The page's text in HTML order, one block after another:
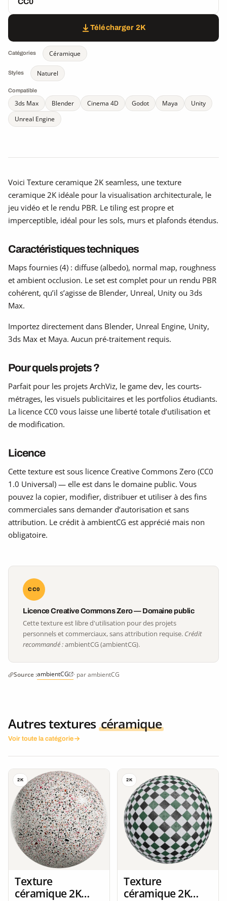
Télécharger 2K
Catégories Céramique
Styles Naturel
Compatible
3ds Max Blender Cinema 4D Godot Maya
Unity
Unreal Engine
Voici Texture ceramique 2K seamless, une texture
ceramique 2K idéale pour la visualisation architecturale, le
jeu vidéo et le rendu PBR. Le tiling est propre et
imperceptible, idéal pour les sols, murs et plafonds étendus.
Caractéristiques techniques
Maps fournies (4) : diffuse (albedo), normal map, roughness
et ambient occlusion. Le set est complet pour un rendu PBR
cohérent, qu’il s’agisse de Blender, Unreal, Unity ou 3ds
Max.
Importez directement dans Blender, Unreal Engine, Unity,
3ds Max et Maya. Aucun pré-traitement requis.
Pour quels projets ?
Parfait pour les projets ArchViz, le game dev, les courts-
métrages, les visuels publicitaires et les portfolios étudiants.
La licence CC0 vous laisse une liberté totale d’utilisation et
de modification.
Licence
Cette texture est sous licence Creative Commons Zero (CC0
1.0 Universal) — elle est dans le domaine public. Vous
pouvez la copier, modifier, distribuer et utiliser à des fins
commerciales sans demander d’autorisation et sans
attribution. Le crédit à ambientCG est apprécié mais non
obligatoire.
CC0
Licence Creative Commons Zero — Domaine public
Cette texture est libre d'utilisation pour des projets
personnels et commerciaux, sans attribution requise. Crédit
recommandé :ambientCG (ambientCG).
Source :ambientCG · par ambientCG
Autres textures céramique
Voir toute la catégorie
2K
Texture
céramique 2K
2K
Texture
céramique 2K